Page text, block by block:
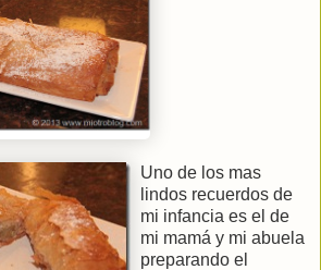
Uno de los mas
lindos recuerdos de
mi infancia es el de
mi mamá y mi abuela
preparando el